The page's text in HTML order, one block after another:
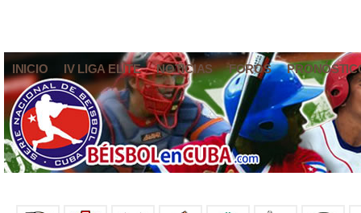
INICIO IV LIGA ELITE NOTICIAS FOROS